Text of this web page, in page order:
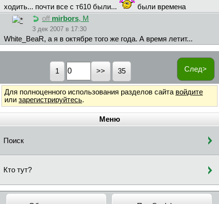
ходить... почти все с т610 были...
были времена
off mirbors, М
3 дек 2007 в 17:30
White_BeaR, а я в октябре того же года. А время летит...
След>
1 35
Для полноценного использования разделов сайта войдите
или зарегистрируйтесь.
Меню
Поиск
Кто тут?